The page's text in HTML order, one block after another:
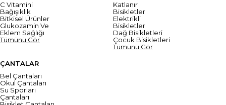
C Vitamini
Bağışıklık
Bitkisel Ürünler
Glukozamin Ve
Eklem Sağlığı
Tümünü Gör
Katlanır
Bisikletler
Elektrikli
Bisikletler
Dağ Bisikletleri
Çocuk Bisikletleri
Tümünü Gör
ÇANTALAR
Bel Çantaları
Okul Çantaları
Su Sporları
Çantaları